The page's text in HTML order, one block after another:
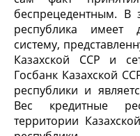
беспрецедентным. В
республика имеет
систему,
Казахской ССР и
Госбанк Казахской
республики и
Вес кредитные
территории